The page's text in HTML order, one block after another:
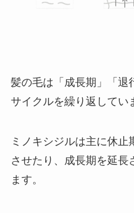
髪の毛は「成長期」「退
サイクルを繰り返してい
ミノキシジルは主に休
させたり、成長期を延長
ます。